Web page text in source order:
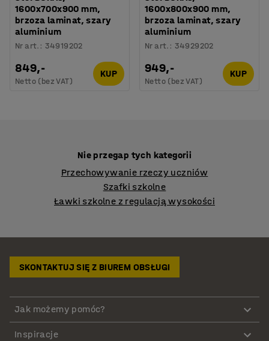
1600x700x900 mm,
brzoza laminat, szary
aluminium
Nr art. : 34919202
849,-
Netto (bez VAT)
KUP
1600x800x900 mm,
brzoza laminat, szary
aluminium
Nr art. : 34929202
949,-
Netto (bez VAT)
KUP
Nie przegap tych kategorii
Przechowywanie rzeczy uczniów
Szafki szkolne
Ławki szkolne z regulacją wysokości
SKONTAKTUJ SIĘ Z BIUREM OBSŁUGI
Jak możemy pomóc?
Inspiracje